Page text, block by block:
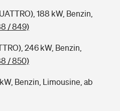
188 kW, Benzin,
/ 849)
246 kW, Benzin,
/ 850)
Benzin, Limousine, ab